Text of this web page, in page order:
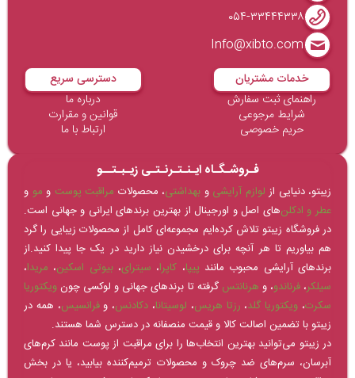
۰۵۴-۳۳۴۴۴۳۳۸
Info@xibto.com
خدمات مشتریان
راهنمای ثبت سفارش
شرایط مرجوعی
حریم خصوصی
دسترسی سریع
درباره ما
قوانین و مقرارت
ارتباط با ما
فـروشـگـاه ایـنـتـرنـتـی زیـبـتــو
زیبتو، دنیایی از لوازم آرایشی و بهداشتی، محصولات مراقبت پوست و مو و
عطر و ادکلن‌های اصل و اورجینال از بهترین برندهای ایرانی و جهانی است.
در فروشگاه زیبتو تلاش کرده‌ایم مجموعه‌ای کامل از محصولات زیبایی را گرد
هم بیاوریم تا هر آنچه برای درخشیدن نیاز دارید در یک جا پیدا کنید.از
برندهای آرایشی محبوب مانند پیپا، کاپرا، سیترای،بیوتی اسکین، مریدا،
سیلکر،فرناندو، و هرنانتس گرفته تا برندهای جهانی و لوکسی چونویکتوریا
سکرت، ویکتوریا گلد، رزتا هریس، لوسیتانا، دکادنس، وفرانسیس، همه در
زیبتو با تضمین اصالت کالا و قیمت منصفانه در دسترس شما هستند.
در زیبتو می‌توانید بهترین انتخاب‌ها را برای مراقبت از پوست مانند کرم‌های
آبرسان، سرم‌های ضد چروک و محصولات ترمیم‌کننده بیابید، یا در بخش